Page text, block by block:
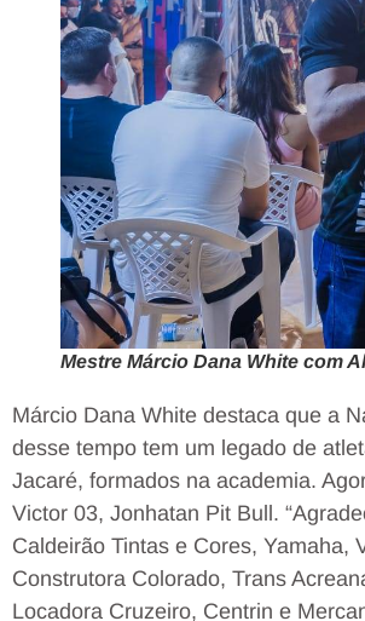
Mestre Márcio Dana White com
Márcio Dana White destaca que a
desse tempo tem um legado de
Jacaré, formados na academia.
Victor 03, Jonhatan Pit Bull.
Caldeirão Tintas e Cores, Yamaha,
Construtora Colorado, Trans
Locadora Cruzeiro, Centrin e